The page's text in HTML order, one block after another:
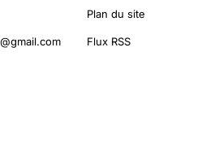
Plan du site
Flux RSS